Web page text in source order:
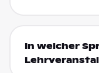
In welcher